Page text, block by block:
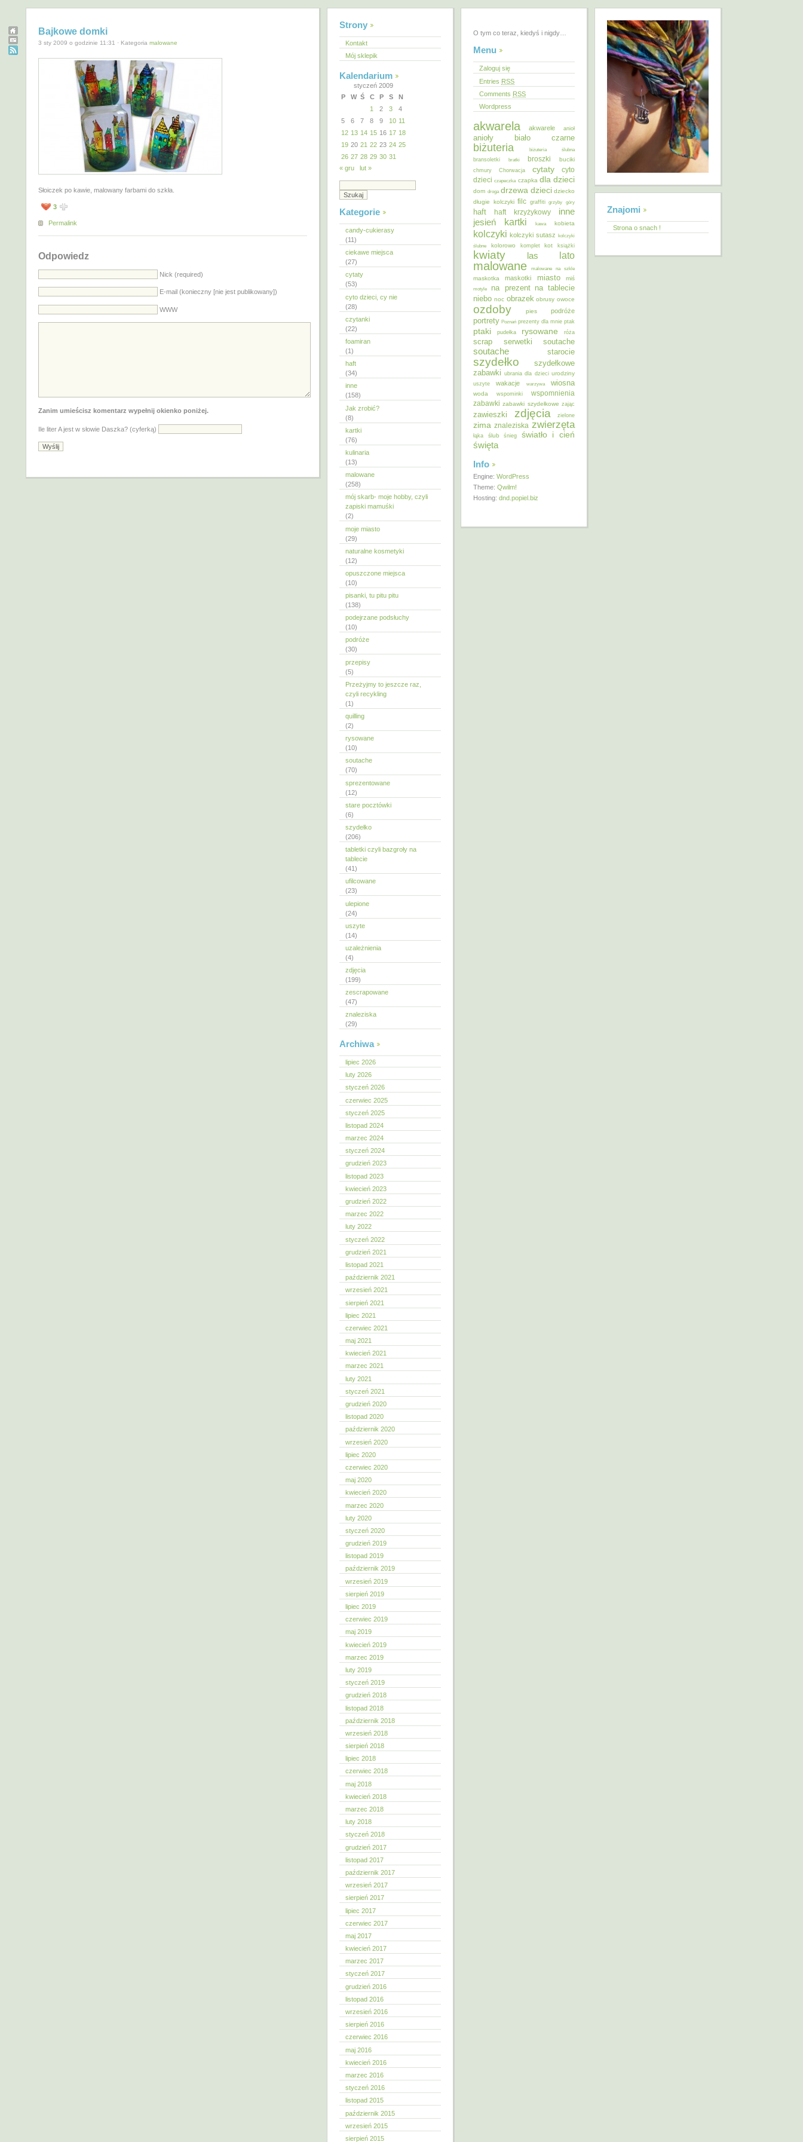
Bajkowe domki
3 sty 2009 o godzinie 11:31 · Kategoria malowane
Słoiczek po kawie, malowany farbami do szkła.
3
Permalink
Odpowiedz
Nick (required)
E-mail (konieczny [nie jest publikowany])
WWW
Zanim umieścisz komentarz wypełnij okienko poniżej.
Ile liter A jest w słowie Daszka? (cyferką)
Strony
Kontakt
Mój sklepik
Kalendarium
styczeń 2009
P
W Ś C P S
N
1
2 3
4
5
6 7 8 9 10 11
12 13 14 15 16 17 18
19 20 21 22 23 24 25
26 27 28 29 30 31
« gru
lut »
Kategorie
candy-cukierasy
(11)
ciekawe miejsca
(27)
cytaty
(53)
cyto dzieci, cy nie
(28)
czytanki
(22)
foamiran
(1)
haft
(34)
inne
(158)
Jak zrobić?
(8)
kartki
(76)
kulinaria
(13)
malowane
(258)
mój skarb- moje hobby, czyli
zapiski mamuśki
(2)
moje miasto
(29)
naturalne kosmetyki
(12)
opuszczone miejsca
(10)
pisanki, tu pitu pitu
(138)
podejrzane podsłuchy
(10)
podróże
(30)
przepisy
(5)
Przeżyjmy to jeszcze raz,
czyli recykling
(1)
quilling
(2)
rysowane
(10)
soutache
(70)
sprezentowane
(12)
stare pocztówki
(6)
szydełko
(206)
tabletki czyli bazgroły na
tablecie
(41)
ufilcowane
(23)
ulepione
(24)
uszyte
(14)
uzależnienia
(4)
zdjęcia
(199)
zescrapowane
(47)
znaleziska
(29)
Archiwa
lipiec 2026
luty 2026
styczeń 2026
czerwiec 2025
styczeń 2025
listopad 2024
marzec 2024
styczeń 2024
grudzień 2023
listopad 2023
kwiecień 2023
grudzień 2022
marzec 2022
luty 2022
styczeń 2022
grudzień 2021
listopad 2021
październik 2021
wrzesień 2021
sierpień 2021
lipiec 2021
czerwiec 2021
maj 2021
kwiecień 2021
marzec 2021
luty 2021
styczeń 2021
grudzień 2020
listopad 2020
październik 2020
wrzesień 2020
lipiec 2020
czerwiec 2020
maj 2020
kwiecień 2020
marzec 2020
luty 2020
styczeń 2020
grudzień 2019
listopad 2019
październik 2019
wrzesień 2019
sierpień 2019
lipiec 2019
czerwiec 2019
maj 2019
kwiecień 2019
marzec 2019
luty 2019
styczeń 2019
grudzień 2018
listopad 2018
październik 2018
wrzesień 2018
sierpień 2018
lipiec 2018
czerwiec 2018
maj 2018
kwiecień 2018
marzec 2018
luty 2018
styczeń 2018
grudzień 2017
listopad 2017
październik 2017
wrzesień 2017
sierpień 2017
lipiec 2017
czerwiec 2017
maj 2017
kwiecień 2017
marzec 2017
styczeń 2017
grudzień 2016
listopad 2016
wrzesień 2016
sierpień 2016
czerwiec 2016
maj 2016
kwiecień 2016
marzec 2016
styczeń 2016
listopad 2015
październik 2015
wrzesień 2015
sierpień 2015
O tym co teraz, kiedyś i nigdy…
Menu
Zaloguj się
Entries RSS
Comments RSS
Wordpress
akwarela akwarele anioł
anioły biało czarne
biżuteria
biżuteria ślubna
bransoletki
bratki broszki buciki
chmury Chorwacja cytaty
cyto
dzieci czapeczka czapka dla dzieci
dom droga drzewa dzieci dziecko
długie kolczyki filc graffiti grzyby góry
haft haft krzyżykowy inne
jesień kartki kawa kobieta
kolczyki kolczyki sutasz kolczyki
ślubne
kolorowo komplet kot książki
kwiaty las lato
malowane malowane na szkle
maskotka maskotki miasto miś
motyle na prezent na tablecie
niebo noc obrazek obrusy owoce
ozdoby pies podróże
portrety Poznań prezenty dla mnie ptak
ptaki pudełka rysowane róża
scrap serwetki soutache
soutache starocie
szydełko
szydełkowe
zabawki ubrania dla dzieci urodziny
uszyte wakacje warzywa wiosna
woda wspominki
wspomnienia
zabawki zabawki szydełkowe zając
zawieszki zdjęcia zielone
zima znaleziska zwierzęta
łąka ślub śnieg światło i cień
święta
Info
Engine: WordPress
Theme: Qwilm!
Hosting: dnd.popiel.biz
Znajomi
Strona o snach !